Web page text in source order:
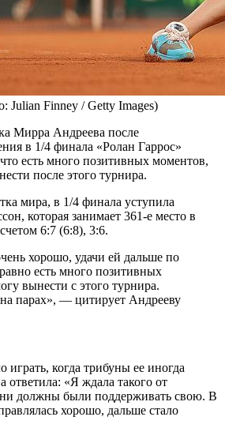
Julian Finney / Getty Images)
Мирра Андреева после
в 1/4 финала «Ролан Гаррос»
есть много позитивных моментов,
после этого турнира.
мира, в 1/4 финала уступила
которая занимает 361-е место в
6:7 (6:8), 3:6.
хорошо, удачи ей дальше по
есть много позитивных
вынести с этого турнира.
на парах», — цитирует Андрееву
играть, когда трибуны ее иногда
ответила: «Я ждала такого от
должны были поддерживать свою. В
хорошо, дальше стало